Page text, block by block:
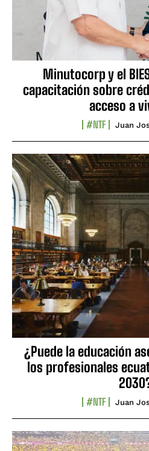
Minutocorp y el
capacitación sobre
acceso a
#NTF Juan
¿Puede la educación
los profesionales
#NTF Juan